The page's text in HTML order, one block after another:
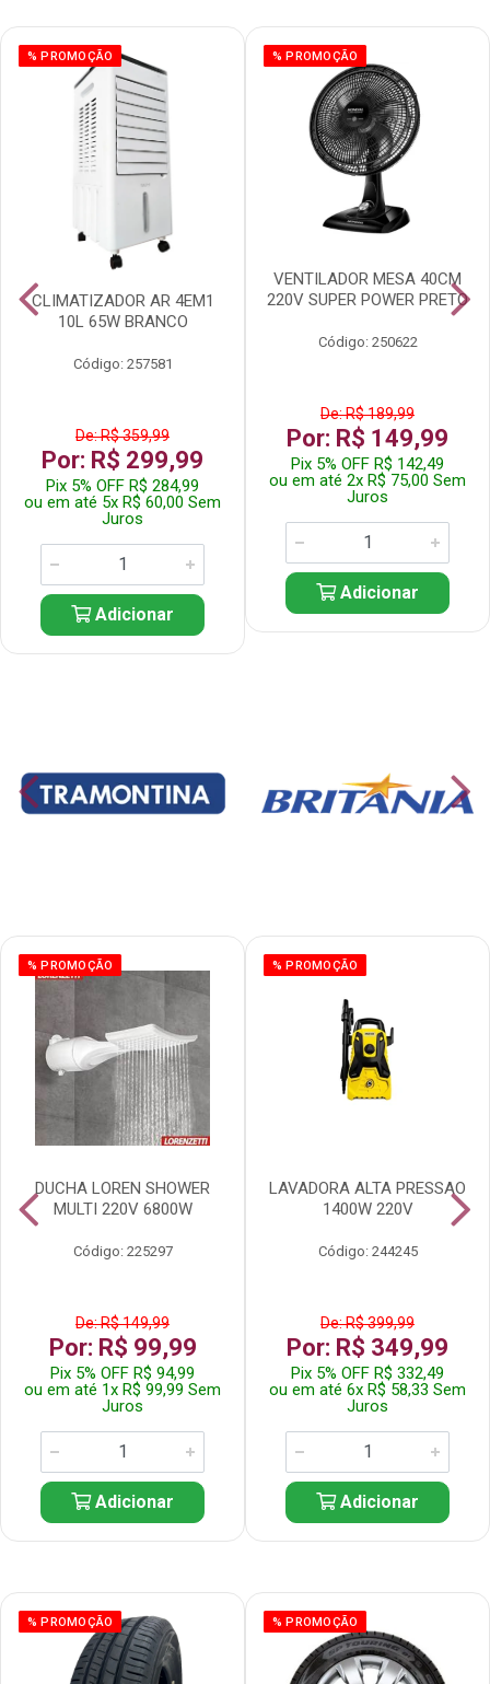
% PROMOÇÃO
CLIMATIZADOR AR 4EM1
10L 65W BRANCO
Código: 257581
De: R$ 359,99
Por: R$ 299,99
Pix 5% OFF R$ 284,99
ou em até 5x R$ 60,00 Sem
Juros
Adicionar
% PROMOÇÃO
VENTILADOR MESA 40CM
220V SUPER POWER PRETO
Código: 250622
De: R$ 189,99
Por: R$ 149,99
Pix 5% OFF R$ 142,49
ou em até 2x R$ 75,00 Sem
Juros
Adicionar
% PROMOÇÃO
DUCHA LOREN SHOWER
MULTI 220V 6800W
Código: 225297
De: R$ 149,99
Por: R$ 99,99
Pix 5% OFF R$ 94,99
ou em até 1x R$ 99,99 Sem
Juros
Adicionar
% PROMOÇÃO
LAVADORA ALTA PRESSAO
1400W 220V
Código: 244245
De: R$ 399,99
Por: R$ 349,99
Pix 5% OFF R$ 332,49
ou em até 6x R$ 58,33 Sem
Juros
Adicionar
% PROMOÇÃO % PROMOÇÃO